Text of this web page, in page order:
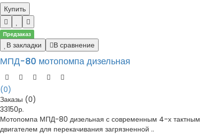
Купить
Предзаказ
В закладки В сравнение
МПД-80 мотопомпа дизельная
(0)
Заказы (0)
33150р.
Мотопомпа МПД-80 дизельная с современным 4-х тактным
двигателем для перекачивания загрязненной ..